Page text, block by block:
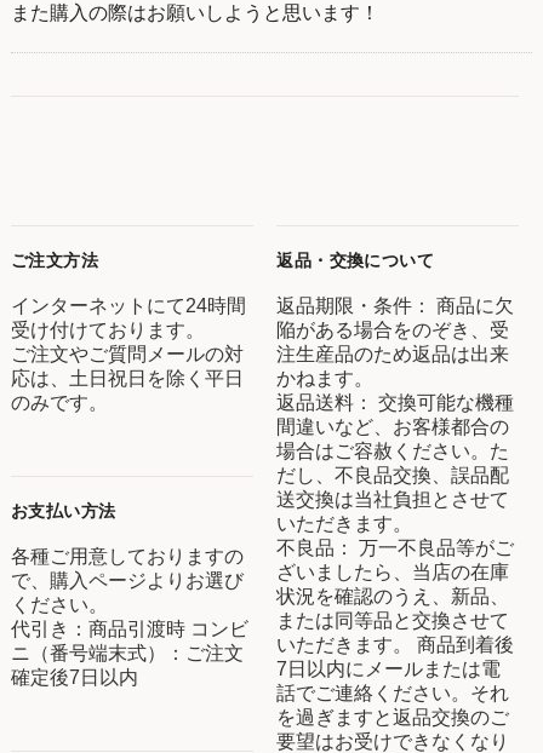
また購入の際はお願いしようと思います！
ご注文方法
インターネットにて24時間
受け付けております。
ご注文やご質問メールの対
応は、土日祝日を除く平日
のみです。
お支払い方法
各種ご用意しておりますの
で、購入ページよりお選び
ください。
代引き：商品引渡時 コンビ
ニ（番号端末式）：ご注文
確定後7日以内
返品・交換について
返品期限・条件： 商品に欠
陥がある場合をのぞき、受
注生産品のため返品は出来
かねます。
返品送料： 交換可能な機種
間違いなど、お客様都合の
場合はご容赦ください。た
だし、不良品交換、誤品配
送交換は当社負担とさせて
いただきます。
不良品： 万一不良品等がご
ざいましたら、当店の在庫
状況を確認のうえ、新品、
または同等品と交換させて
いただきます。 商品到着後
7日以内にメールまたは電
話でご連絡ください。それ
を過ぎますと返品交換のご
要望はお受けできなくなり